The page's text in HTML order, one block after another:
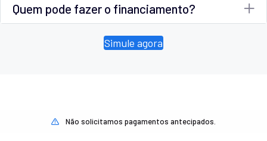
Quem pode fazer o financiamento?
Simule agora
Não solicitamos pagamentos antecipados.